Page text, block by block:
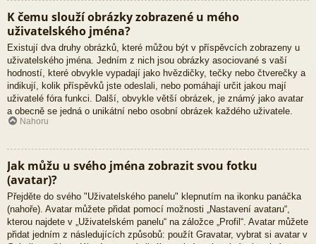
K čemu slouží obrázky zobrazené u mého
uživatelského jména?
Existují dva druhy obrázků, které můžou být v příspěvcích zobrazeny u
uživatelského jména. Jedním z nich jsou obrázky asociované s vaší
hodností, které obvykle vypadají jako hvězdičky, tečky nebo čtverečky a
indikují, kolik příspěvků jste odeslali, nebo pomáhají určit jakou mají
uživatelé fóra funkci. Další, obvykle větší obrázek, je známý jako avatar
a obecně se jedná o unikátní nebo osobní obrázek každého uživatele.
Nahoru
Jak můžu u svého jména zobrazit svou fotku
(avatar)?
Přejděte do svého "Uživatelského panelu" klepnutím na ikonku panáčka
(nahoře). Avatar můžete přidat pomocí možnosti „Nastavení avataru“,
kterou najdete v „Uživatelském panelu“ na záložce „Profil“. Avatar můžete
přidat jedním z následujících způsobů: použít Gravatar, vybrat si avatar v